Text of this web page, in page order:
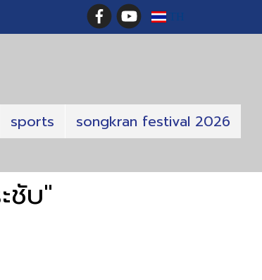
TH
sports songkran festival 2026
ชับ"